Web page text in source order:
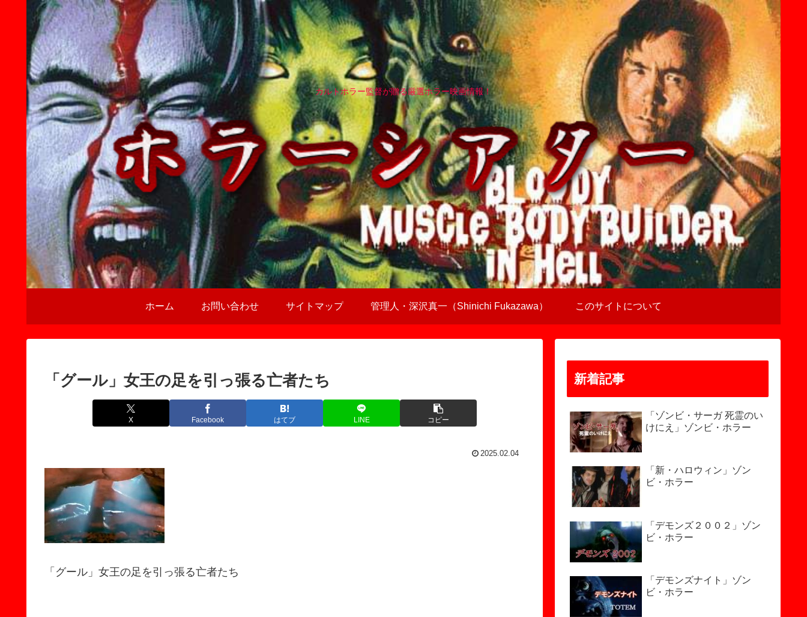
カルトホラー監督が贈る厳選ホラー映画情報！
ホーム お問い合わせ サイトマップ 管理人・深沢真一（Shinichi Fukazawa） このサイトについて
「グール」女王の足を引っ張る亡者たち
X Facebook はてブ LINE コピー
2025.02.04
「グール」女王の足を引っ張る亡者たち
新着記事
「ゾンビ・サーガ 死霊のい
けにえ」ゾンビ・ホラー
「新・ハロウィン」ゾン
ビ・ホラー
「デモンズ２００２」ゾン
ビ・ホラー
「デモンズナイト」ゾン
ビ・ホラー